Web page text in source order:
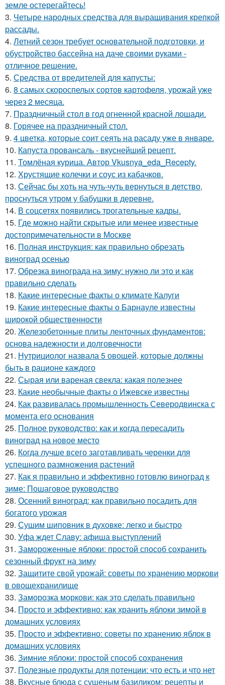
земле остерегайтесь!
3. Четыре народных средства для выращивания крепкой
рассады.
4. Летний сезон требует основательной подготовки, и
обустройство бассейна на даче своими руками -
отличное решение.
5. Средства от вредителей для капусты:
6. 8 самых скороспелых сортов картофеля, урожай уже
через 2 месяца.
7. Праздничный стол в год огненной красной лошади.
8. Горячее на праздничный стол.
9. 4 цветка, которые соит сеять на расаду уже в январе.
10. Капуста провансаль - вкуснейший рецепт.
11. Томлёная курица. Автор Vkusnya_eda_Recepty.
12. Хрустящие колечки и соус из кабачков.
13. Сейчас бы хоть на чуть-чуть вернуться в детство,
проснуться утром у бабушки в деревне.
14. В соцсетях появились трогательные кадры.
15. Где можно найти скрытые или менее известные
достопримечательности в Москве
16. Полная инструкция: как правильно обрезать
виноград осенью
17. Обрезка винограда на зиму: нужно ли это и как
правильно сделать
18. Какие интересные факты о климате Калуги
19. Какие интересные факты о Барнауле известны
широкой общественности
20. Железобетонные плиты ленточных фундаментов:
основа надежности и долговечности
21. Нутрициолог назвала 5 овощей, которые должны
быть в рационе каждого
22. Сырая или вареная свекла: какая полезнее
23. Какие необычные факты о Ижевске известны
24. Как развивалась промышленность Северодвинска с
момента его основания
25. Полное руководство: как и когда пересадить
виноград на новое место
26. Когда лучше всего заготавливать черенки для
успешного размножения растений
27. Как я правильно и эффективно готовлю виноград к
зиме: Пошаговое руководство
28. Осенний виноград: как правильно посадить для
богатого урожая
29. Сушим шиповник в духовке: легко и быстро
30. Уфа ждет Славу: афиша выступлений
31. Замороженные яблоки: простой способ сохранить
сезонный фрукт на зиму
32. Защитите свой урожай: советы по хранению моркови
в овощехранилище
33. Заморозка моркови: как это сделать правильно
34. Просто и эффективно: как хранить яблоки зимой в
домашних условиях
35. Просто и эффективно: советы по хранению яблок в
домашних условиях
36. Зимние яблоки: простой способ сохранения
37. Полезные продукты для потенции: что есть и что нет
38. Вкусные блюда с сушеным базиликом: рецепты и